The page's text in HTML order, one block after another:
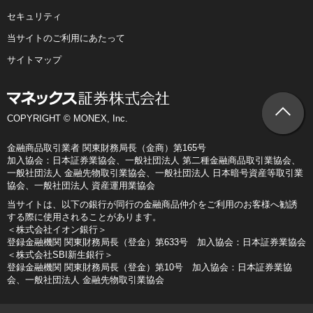
セキュリティ
当サイトのご利用にあたって
サイトマップ
COPYRIGHT © MONEX, Inc.
金融商品取引業者 関東財務局長（金商）第165号
加入協会：日本証券業協会、一般社団法人 第二種金融商品取引業協会、
一般社団法人 金融先物取引業協会、一般社団法人 日本暗号資産等取引業
協会、一般社団法人 資産運用業協会
当サイトは、以下の銀行が同行の金融商品仲介をご利用のお客様へ勧誘
する際に使用されることがあります。
＜株式会社イオン銀行＞
登録金融機関 関東財務局長（登金）第633号 加入協会：日本証券業協会
＜株式会社SBI新生銀行＞
登録金融機関 関東財務局長（登金）第10号 加入協会：日本証券業協
会、一般社団法人 金融先物取引業協会